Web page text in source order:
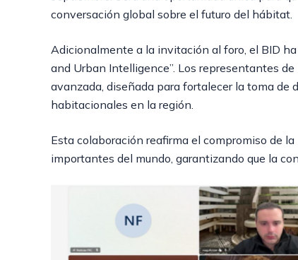
conversación global sobre el futuro del hábitat.
Adicionalmente a la invitación al foro, el BID
and Urban Intelligence”. Los representantes
avanzada, diseñada para fortalecer la toma de
habitacionales en la región.
Esta colaboración reafirma el compromiso de
importantes del mundo, garantizando que la